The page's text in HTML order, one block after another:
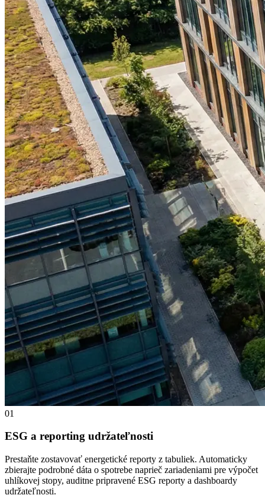
01
ESG a reporting udržateľnosti
Prestaňte zostavovať energetické reporty z tabuliek. Automaticky
zbierajte podrobné dáta o spotrebe naprieč zariadeniami pre výpočet
uhlíkovej stopy, auditne pripravené ESG reporty a dashboardy
udržateľnosti.